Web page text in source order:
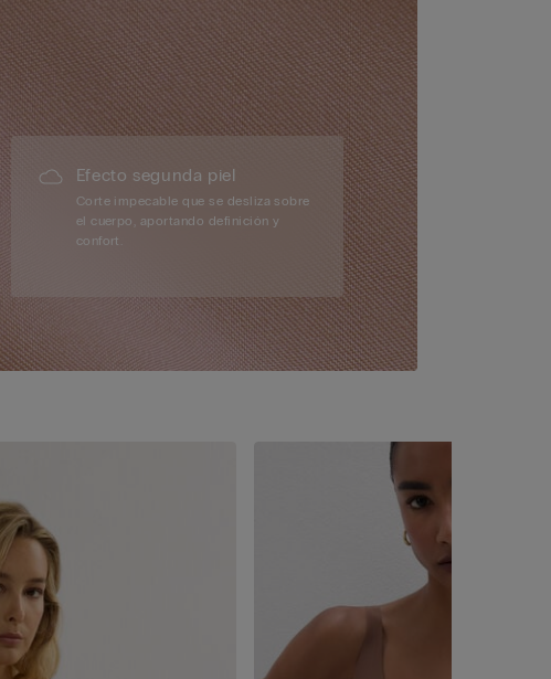
Efecto segunda piel
Corte impecable que se desliza sobre
el cuerpo, aportando definición y
confort.